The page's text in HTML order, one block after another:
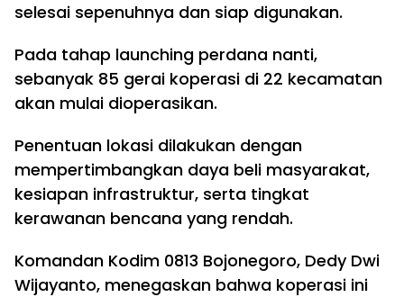
selesai sepenuhnya dan siap digunakan.
Pada tahap launching perdana nanti,
sebanyak 85 gerai koperasi di 22 kecamatan
akan mulai dioperasikan.
Penentuan lokasi dilakukan dengan
mempertimbangkan daya beli masyarakat,
kesiapan infrastruktur, serta tingkat
kerawanan bencana yang rendah.
Komandan Kodim 0813 Bojonegoro, Dedy Dwi
Wijayanto, menegaskan bahwa koperasi ini